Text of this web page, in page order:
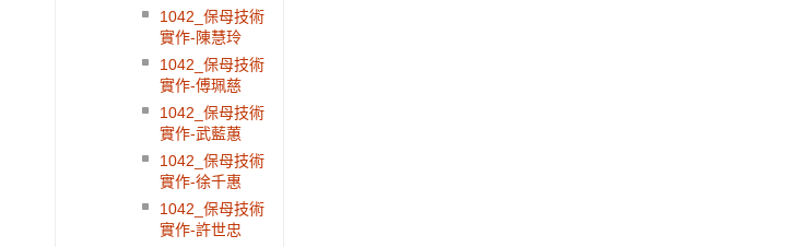
1042_保母技術
實作-陳慧玲
1042_保母技術
實作-傅珮慈
1042_保母技術
實作-武藍蕙
1042_保母技術
實作-徐千惠
1042_保母技術
實作-許世忠